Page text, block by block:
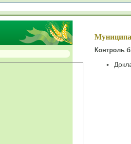
Контроль